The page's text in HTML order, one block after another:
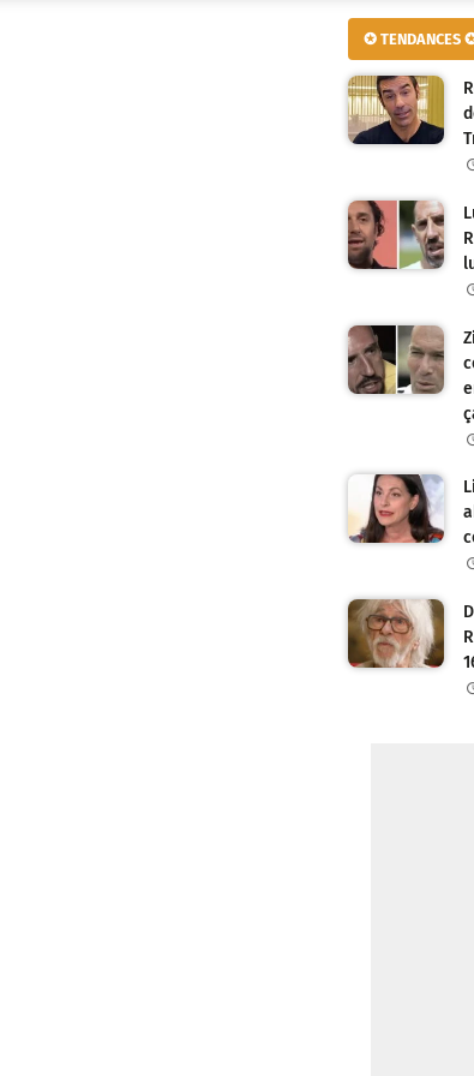
✪ TENDANCES